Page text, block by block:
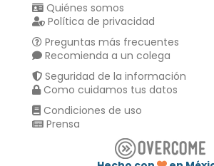
Quiénes somos
Política de privacidad
Preguntas más frecuentes
Recomienda a un colega
Seguridad de la información
Como cuidamos tus datos
Condiciones de uso
Prensa